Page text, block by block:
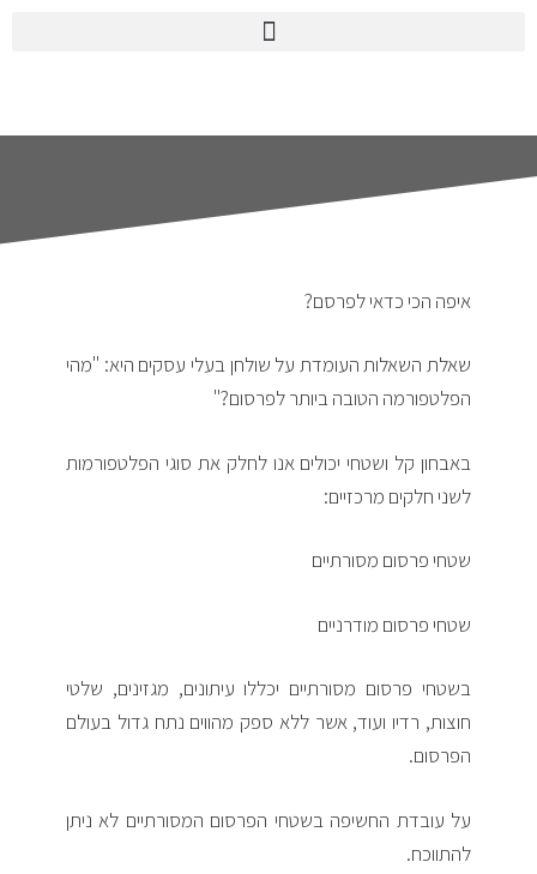
איפה הכי כדאי לפרסם?
שאלת השאלות העומדת על שולחן בעלי עסקים היא: "מהי
הפלטפורמה הטובה ביותר לפרסום?"
באבחון קל ושטחי יכולים אנו לחלק את סוגי הפלטפורמות
לשני חלקים מרכזיים:
שטחי פרסום מסורתיים
שטחי פרסום מודרניים
בשטחי פרסום מסורתיים יכללו עיתונים, מגזינים, שלטי
חוצות, רדיו ועוד, אשר ללא ספק מהווים נתח גדול בעולם
הפרסום.
על עובדת החשיפה בשטחי הפרסום המסורתיים לא ניתן
להתווכח.